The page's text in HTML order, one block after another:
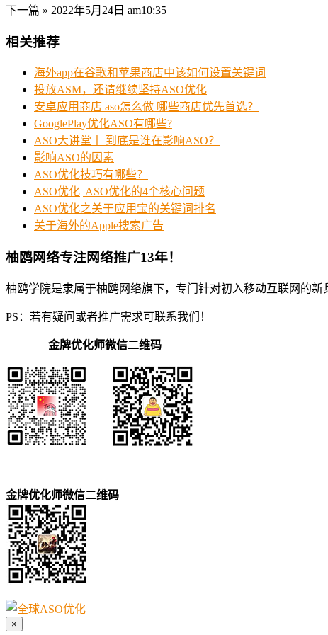
下一篇 » 2022年5月24日 am10:35
相关推荐
海外app在谷歌和苹果商店中该如何设置关键词
投放ASM，还请继续坚持ASO优化
安卓应用商店 aso怎么做 哪些商店优先首选？
GooglePlay优化ASO有哪些?
ASO大讲堂丨 到底是谁在影响ASO？
影响ASO的因素
ASO优化技巧有哪些？
ASO优化| ASO优化的4个核心问题
ASO优化之关于应用宝的关键词排名
关于海外的Apple搜索广告
柚鸥网络专注网络推广13年！
柚鸥学院是隶属于柚鸥网络旗下，专门针对初入移动互联网的新
PS：若有疑问或者推广需求可联系我们！
金牌优化师微信二维码
金牌优化师微信二维码
×